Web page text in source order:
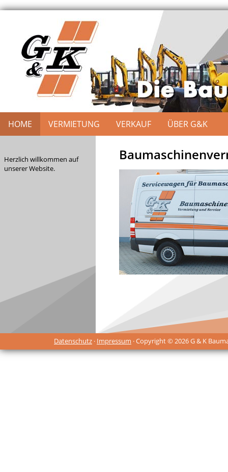
HOME VERMIETUNG VERKAUF ÜBER G&K
Herzlich willkommen auf
unserer Website.
Datenschutz · Impressum · Copyright © 2026 G & K